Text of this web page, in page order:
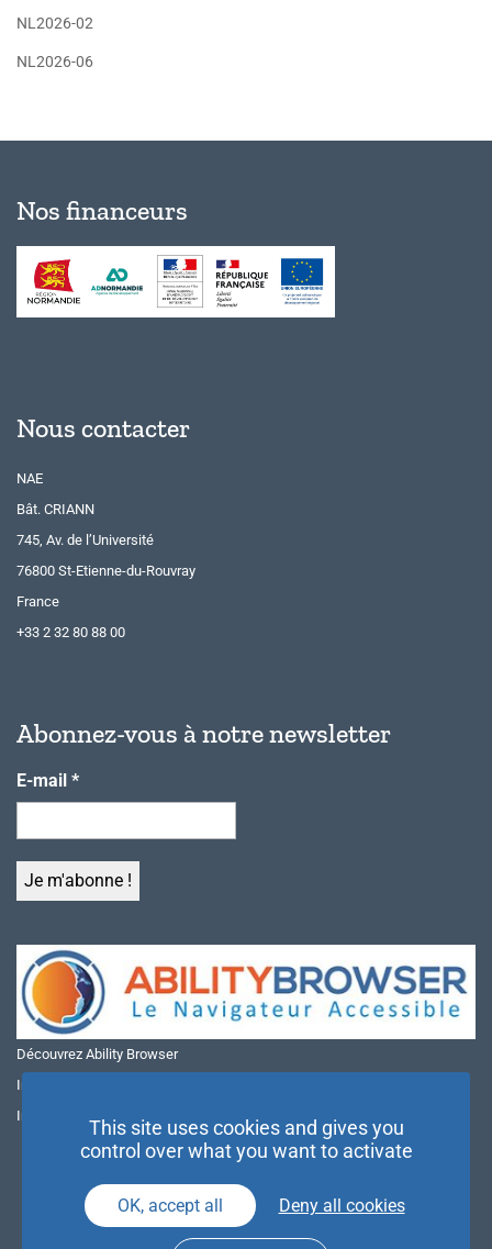
NL2026-02
NL2026-06
Nos financeurs
Nous contacter
NAE
Bât. CRIANN
745, Av. de l’Université
76800 St-Etienne-du-Rouvray
France
+33 2 32 80 88 00
Abonnez-vous à notre newsletter
E-mail *
Découvrez Ability Browser
Installer Ability Browser sur Windows
Installer Ability Browser sur Mac
This site uses cookies and gives you
control over what you want to activate
OK, accept all Deny all cookies